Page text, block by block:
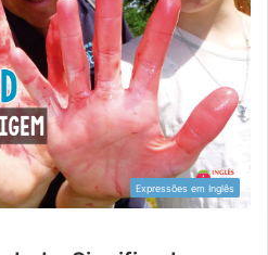
Expressões em Inglês